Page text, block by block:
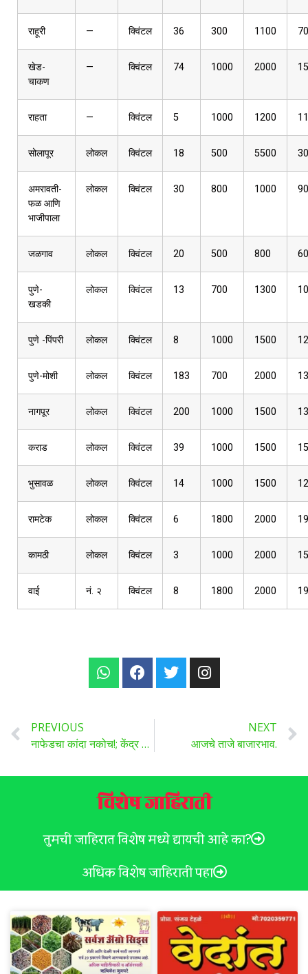
राहूरी — क्विंटल 36 300 1100
खेड-
चाकण
— क्विंटल 74 1000 2000
राहता — क्विंटल 5 1000 1200
सोलापूर लोकल क्विंटल 18 500 5500
अमरावती-
फळ आणि
भाजीपाला
लोकल क्विंटल 30 800 1000
जळगाव लोकल क्विंटल 20 500 800
पुणे-
खडकी
लोकल क्विंटल 13 700 1300
पुणे -पिंपरी लोकल क्विंटल 8 1000 1500
पुणे-मोशी लोकल क्विंटल 183 700 2000
नागपूर लोकल क्विंटल 200 1000 1500
कराड लोकल क्विंटल 39 1000 1500
भुसावळ लोकल क्विंटल 14 1000 1500
रामटेक लोकल क्विंटल 6 1800 2000
कामठी लोकल क्विंटल 3 1000 2000
वाई नं. २ क्विंटल 8 1800 2000
PREVIOUS
नाफेडचा कांदा नकोच!; केंद्र सरकारच्या निर्णयाला शेतकऱ्यांचा का होतोय विरोध?
NEXT
आजचे ताजे बाजारभाव.
विशेष जाहिराती
तुमची जाहिरात विशेष मध्ये द्यायची आहे का?
अधिक विशेष जाहिराती पहा